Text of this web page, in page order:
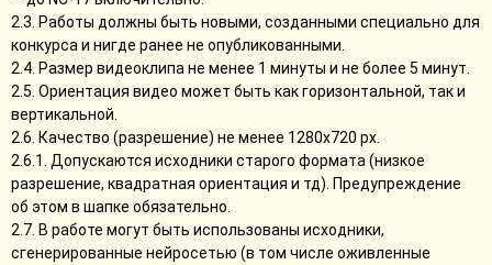
2.3. Работы должны быть новыми, созданными специально для
конкурса и нигде ранее не опубликованными.
2.4. Размер видеоклипа не менее 1 минуты и не более 5 минут.
2.5. Ориентация видео может быть как горизонтальной, так и
вертикальной.
2.6. Качество (разрешение) не менее 1280x720 рх.
2.6.1. Допускаются исходники старого формата (низкое
разрешение, квадратная ориентация и тд). Предупреждение
об этом в шапке обязательно.
2.7. В работе могут быть использованы исходники,
сгенерированные нейросетью (в том числе оживленные